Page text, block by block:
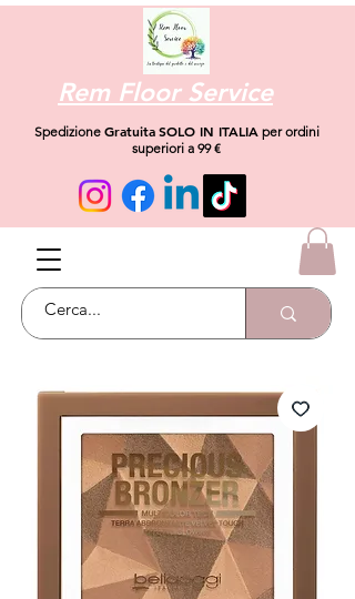
Rem Floor Service
Spedizione Gratuita SOLO IN ITALIAper ordini
superiori a 99 €